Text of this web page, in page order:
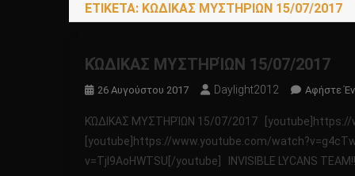
ΕΤΙΚΈΤΑ: ΚΏΔΙΚΑΣ ΜΥΣΤΗΡΊΩΝ 15/07/2017
ΚΏΔΙΚΑΣ ΜΥΣΤΗΡΊΩΝ 15/07/2017
26 Αυγούστου 2017 Daylight2012 Αφήστε
ΚΏΔΙΚΑΣ ΜΥΣΤΗΡΊΩΝ 15/07/2017 [youtube]https://
[youtube]https://www.youtube.com/
v=TjI9AoHWTSU[/youtube] ΙNVISIBLE LYCANS